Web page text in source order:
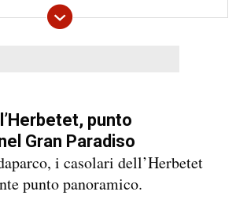
punto
Gran Paradiso
i casolari dell’Herbetet
punto panoramico.